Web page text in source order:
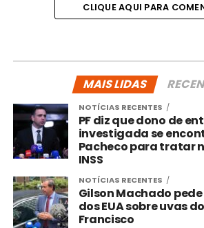
CLIQUE AQUI PARA
MAIS LIDAS
NOTÍCIAS RECENTES
PF diz que dono de
investigada se
Pacheco para tratar
INSS
NOTÍCIAS RECENTES
Gilson Machado
dos EUA sobre uvas
Francisco